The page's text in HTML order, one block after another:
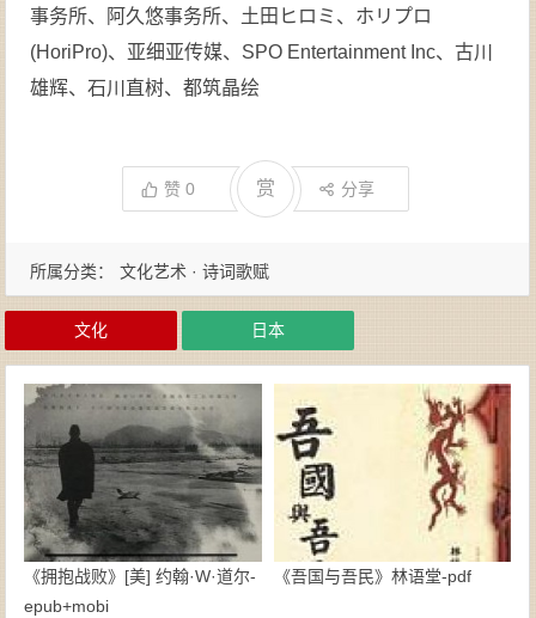
事务所、阿久悠事务所、土田ヒロミ、ホリプロ
(HoriPro)、亚细亚传媒、SPO Entertainment Inc、古川
雄辉、石川直树、都筑晶绘
赞0 赏 分享
所属分类： 文化艺术 · 诗词歌赋
文化 日本
《拥抱战败》[美] 约翰·W·道尔-
epub+mobi
《吾国与吾民》林语堂-pdf